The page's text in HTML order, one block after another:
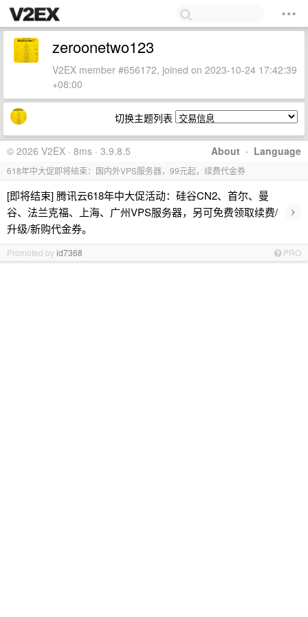
zeroonetwo123
V2EX member #656172, joined on 2023-10-24 17:42:39
+08:00
切换主题列表
About · Language
© 2026 V2EX · 8ms · 3.9.8.5
618年中大促即将结束：国内外VPS服务器，99元起，续费代金券
[即将结束] 腾讯云618年中大促活动：硅谷CN2、首尔、曼
谷、法兰克福、上海、广州VPS服务器，另可免费领取续费/
升级/新购代金券。
›
Promoted byid7368 PRO